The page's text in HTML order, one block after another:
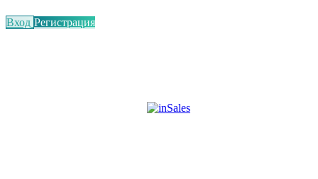
Вход Регистрация